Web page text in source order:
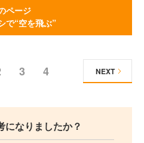
ページ
で“空を飛ぶ”
3 4 NEXT
になりましたか？